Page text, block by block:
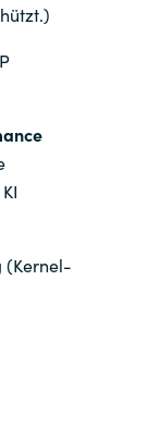
(Kernel-